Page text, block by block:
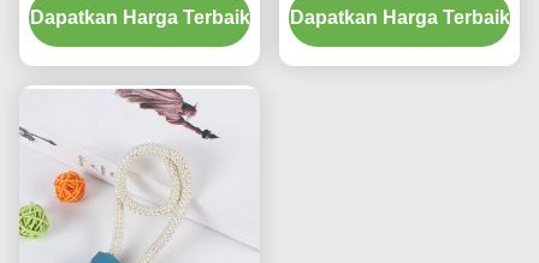
Tirai Magnetik Dekoratif
Dapatkan Harga Terbaik
Dapatkan Harga Terbaik